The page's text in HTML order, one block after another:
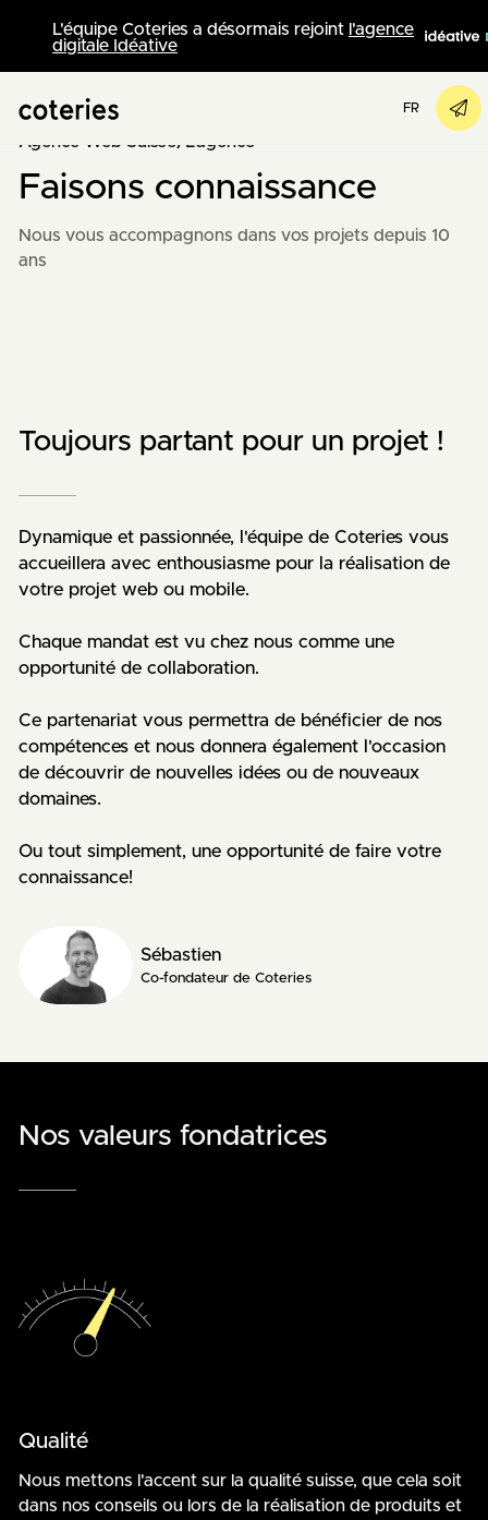
L'équipe Coteries a désormais rejoint l'agence
digitale Idéative
FR
Agence Web Suisse/ L'agence
Faisons connaissance
Nous vous accompagnons dans vos projets depuis 10
ans
Toujours partant pour un projet !
Dynamique et passionnée, l'équipe de Coteries vous
accueillera avec enthousiasme pour la réalisation de
votre projet web ou mobile.
Chaque mandat est vu chez nous comme une
opportunité de collaboration.
Ce partenariat vous permettra de bénéficier de nos
compétences et nous donnera également l'occasion
de découvrir de nouvelles idées ou de nouveaux
domaines.
Ou tout simplement, une opportunité de faire votre
connaissance!
Sébastien
Co-fondateur de Coteries
Nos valeurs fondatrices
Qualité
Nous mettons l'accent sur la qualité suisse, que cela soit
dans nos conseils ou lors de la réalisation de produits et